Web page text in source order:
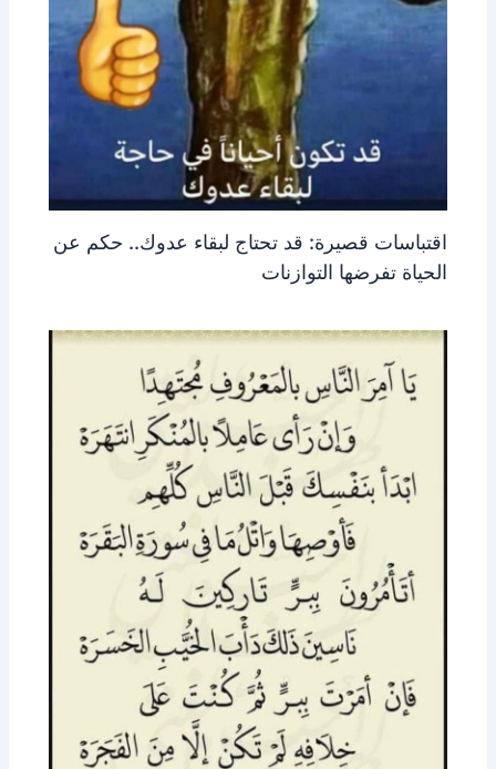
اقتباسات قصيرة: قد تحتاج لبقاء عدوك.. حكم عن
الحياة تفرضها التوازنات